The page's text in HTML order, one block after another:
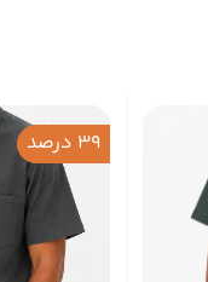
39 درصد